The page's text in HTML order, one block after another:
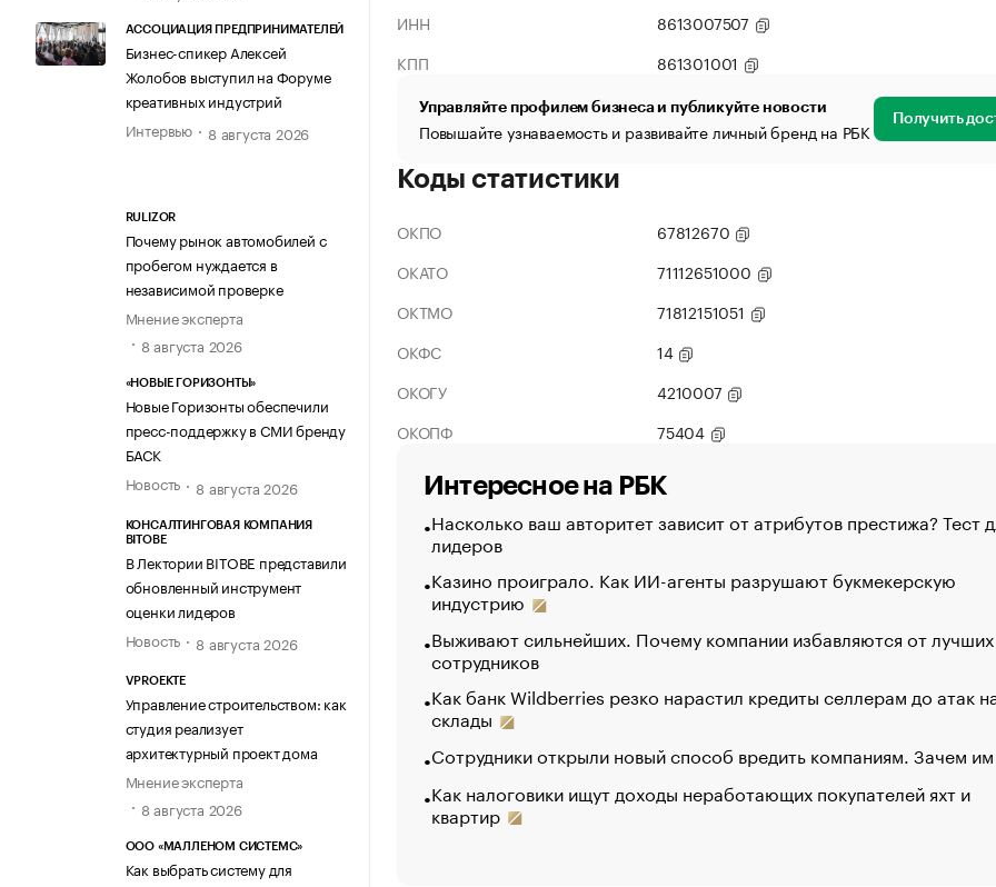
АССОЦИАЦИЯ ПРЕДПРИНИМАТЕЛЕЙ
Бизнес-спикер Алексей
Жолобов выступил на Форуме
креативных индустрий
Интервью
8 августа 2026
RULIZOR
Почему рынок автомобилей с
пробегом нуждается в
независимой проверке
Мнение эксперта
8 августа 2026
«НОВЫЕ ГОРИЗОНТЫ»
Новые Горизонты обеспечили
пресс-поддержку в СМИ бренду
БАСК
Новость
8 августа 2026
КОНСАЛТИНГОВАЯ КОМПАНИЯ
BITOBE
В Лектории BITOBE представили
обновленный инструмент
оценки лидеров
Новость
8 августа 2026
VPROEKTE
Управление строительством: как
студия реализует
архитектурный проект дома
Мнение эксперта
8 августа 2026
ООО «МАЛЛЕНОМ СИСТЕМС»
Как выбрать систему для
ИНН
8613007507
КПП
861301001
Управляйте профилем бизнеса и публикуйте новости
Повышайте узнаваемость и развивайте личный бренд на РБК Получить
Коды статистики
ОКПО
67812670
ОКАТО
71112651000
ОКТМО
71812151051
ОКФС
14
ОКОГУ
4210007
ОКОПФ
75404
Интересное на РБК
Насколько ваш авторитет зависит от атрибутов престижа? Тест
лидеров
Казино проиграло. Как ИИ-агенты разрушают букмекерскую
индустрию
Выживают сильнейших. Почему компании избавляются от лучших
сотрудников
Как банк Wildberries резко нарастил кредиты селлерам до атак
склады
Сотрудники открыли новый способ вредить компаниям. Зачем
Как налоговики ищут доходы неработающих покупателей яхт и
квартир